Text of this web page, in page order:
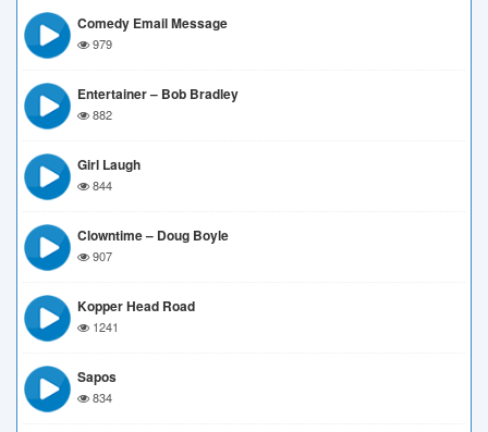
Comedy Email Message
979
Entertainer – Bob Bradley
882
Girl Laugh
844
Clowntime – Doug Boyle
907
Kopper Head Road
1241
Sapos
834